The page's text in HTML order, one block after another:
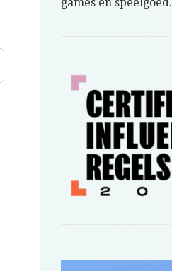
games en speelgoed.